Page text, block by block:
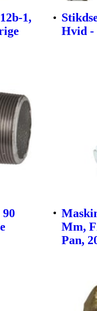
1,
Hvid -
Mm,
Pan,